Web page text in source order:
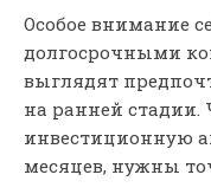
Особое внимание
долгосрочными
выглядят
на ранней
инвестиционную
месяцев, нужны